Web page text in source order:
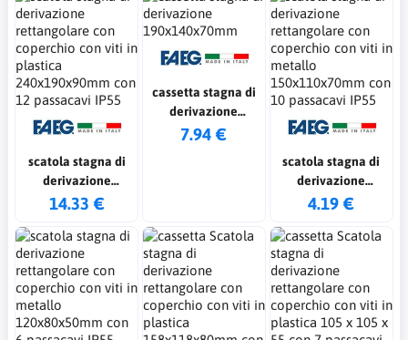
scatola stagna di
derivazione
rettangolare con
in plastica
240x190x90mm con
12 passacavi IP55
14.33 €
cassetta stagna di
derivazione
190x140x70mm
7.94 €
scatola stagna di
derivazione
rettangolare con
in metallo
150x110x70mm con
10 passacavi IP55
4.19 €